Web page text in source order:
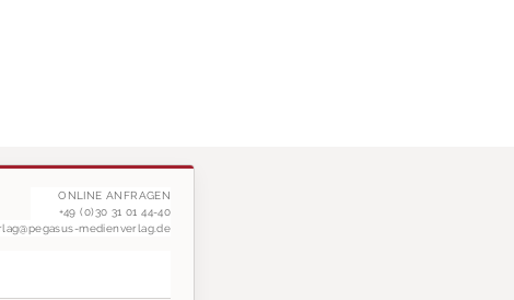
ONLINE ANFRAGEN
+49 (0)30 31 01 44-40
medienverlag.de